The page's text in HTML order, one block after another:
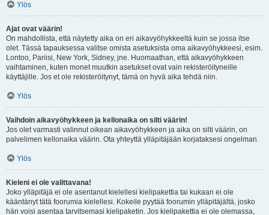
Ylös
Ajat ovat väärin!
On mahdollista, että näytetty aika on eri aikavyöhykkeeltä kuin se jossa itse
olet. Tässä tapauksessa valitse omista asetuksista oma aikavyöhykkeesi, esim.
Lontoo, Pariisi, New York, Sidney, jne. Huomaathan, että aikavyöhykkeen
vaihtaminen, kuten monet muutkin asetukset ovat vain rekisteröityneille
käyttäjille. Jos et ole rekisteröitynyt, tämä on hyvä aika tehdä niin.
Ylös
Vaihdoin aikavyöhykkeen ja kellonaika on silti väärin!
Jos olet varmasti valinnut oikean aikavyöhykkeen ja aika on silti väärin, on
palvelimen kellonaika väärin. Ota yhteyttä ylläpitäjään korjataksesi ongelman.
Ylös
Kieleni ei ole valittavana!
Joko ylläpitäjä ei ole asentanut kielellesi kielipakettia tai kukaan ei ole
kääntänyt tätä foorumia kielellesi. Kokeile pyytää foorumin ylläpitäjältä, josko
hän voisi asentaa tarvitsemasi kielipaketin. Jos kielipakettia ei ole olemassa,